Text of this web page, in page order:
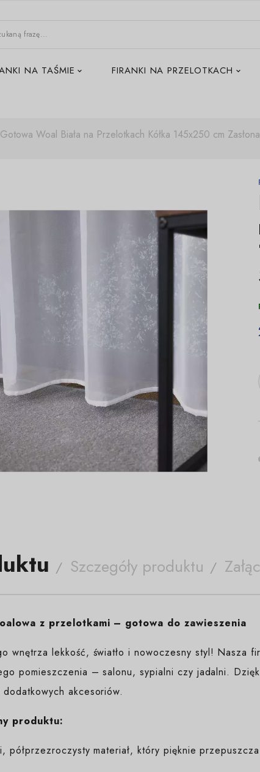
NA TAŚMIE FIRANKI NA PRZELOTKACH
Woal Biała na Przelotkach Kółka 145x250 cm
Szczegóły produktu
z przelotkami – gotowa do zawieszenia
wnętrza lekkość, światło i nowoczesny styl! Nasza
pomieszczenia – salonu, sypialni czy jadalni.
akcesoriów.
produktu:
półprzezroczysty materiał, który pięknie